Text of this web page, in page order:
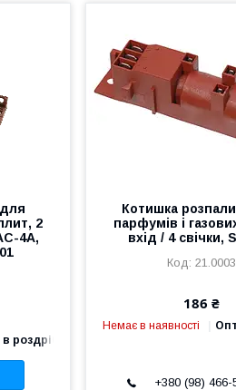
2
4A,
роздріб
Котишка
парфумів і
вхід / 4 свічки,
21.0003
186 ₴
Немає в наявності
+380 (98) 466-